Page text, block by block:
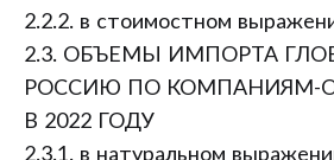
2.2.2. в стоимостном
2.3. ОБЪЕМЫ ИМПОРТА
РОССИЮ ПО КОМПАНИЯМ-
В 2022 ГОДУ
2.3.1. в натуральном